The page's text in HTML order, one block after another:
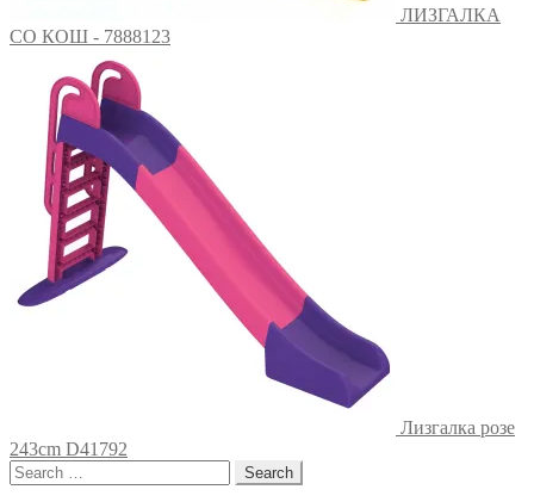
ЛИЗГАЛКА
СО КОШ - 7888123
Лизгалка розе
243cm D41792
Search
for: